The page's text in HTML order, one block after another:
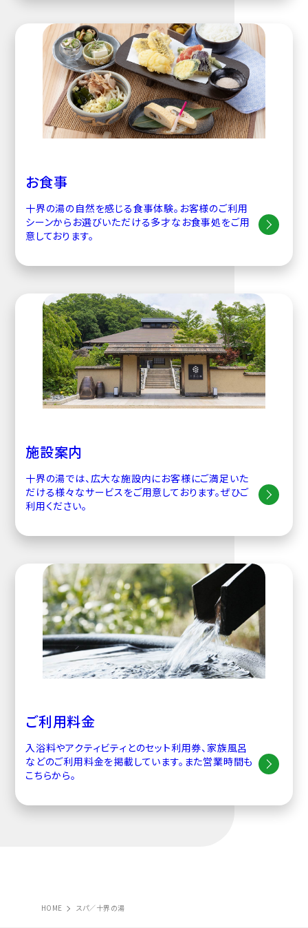
お食事
十界の湯の自然を感じる食事体験。お客様のご利用
シーンからお選びいただける多才なお食事処をご用
意しております。
施設案内
十界の湯では、広大な施設内にお客様にご満足いた
だける様々なサービスをご用意しております。ぜひご
利用ください。
ご利用料金
入浴料やアクティビティとのセット利用券、家族風呂
などのご利用料金を掲載しています。また営業時間も
こちらから。
HOME スパ／十界の湯